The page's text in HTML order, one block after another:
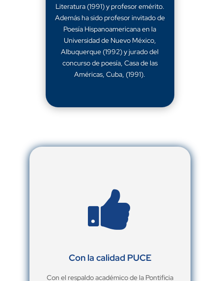
Literatura (1991) y profesor emérito.
Además ha sido profesor invitado de
Poesía Hispanoamericana en la
Universidad de Nuevo México,
Albuquerque (1992) y jurado del
concurso de poesía, Casa de las
Américas, Cuba, (1991).

Con la calidad PUCE
Con el respaldo académico de la Pontificia